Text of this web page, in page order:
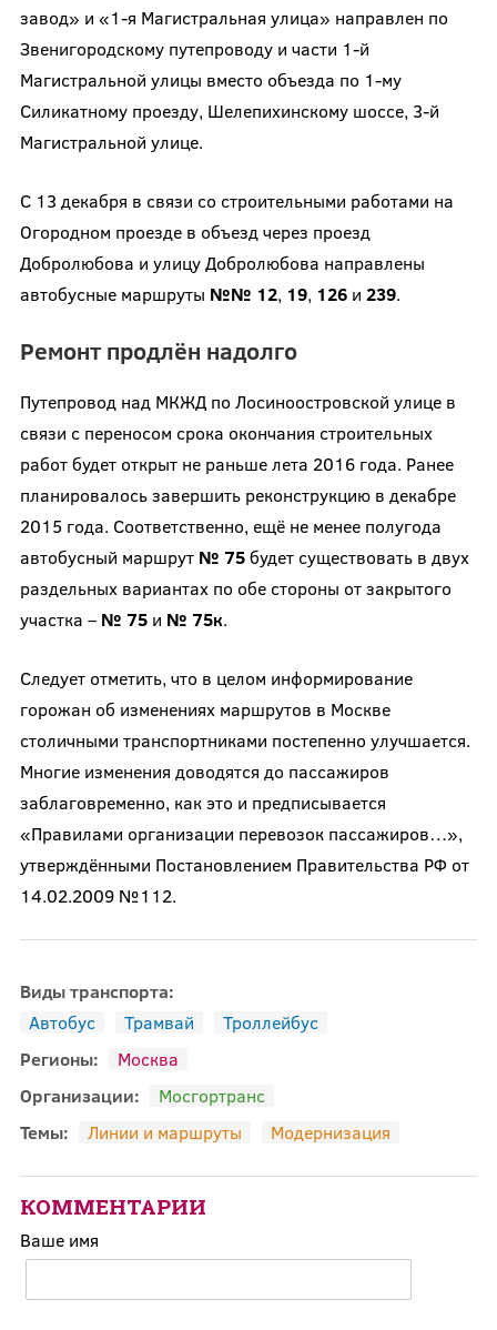
завод» и «1-я Магистральная улица» направлен по
Звенигородскому путепроводу и части 1-й
Магистральной улицы вместо объезда по 1-му
Силикатному проезду, Шелепихинскому шоссе, 3-й
Магистральной улице.
С 13 декабря в связи со строительными работами на
Огородном проезде в объезд через проезд
Добролюбова и улицу Добролюбова направлены
автобусные маршруты №№ 12, 19, 126и 239.
Ремонт продлён надолго
Путепровод над МКЖД по Лосиноостровской улице в
связи с переносом срока окончания строительных
работ будет открыт не раньше лета 2016 года. Ранее
планировалось завершить реконструкцию в декабре
2015 года. Соответственно, ещё не менее полугода
автобусный маршрут № 75будет существовать в двух
раздельных вариантах по обе стороны от закрытого
участка – № 75 и № 75к.
Следует отметить, что в целом информирование
горожан об изменениях маршрутов в Москве
столичными транспортниками постепенно улучшается.
Многие изменения доводятся до пассажиров
заблаговременно, как это и предписывается
«Правилами организации перевозок пассажиров…»,
утверждёнными Постановлением Правительства РФ от
14.02.2009 №112.
Виды транспорта:
Автобус
Трамвай
Троллейбус
Регионы:
Москва
Организации:
Мосгортранс
Темы:
Линии и маршруты Модернизация
КОММЕНТАРИИ
Ваше имя